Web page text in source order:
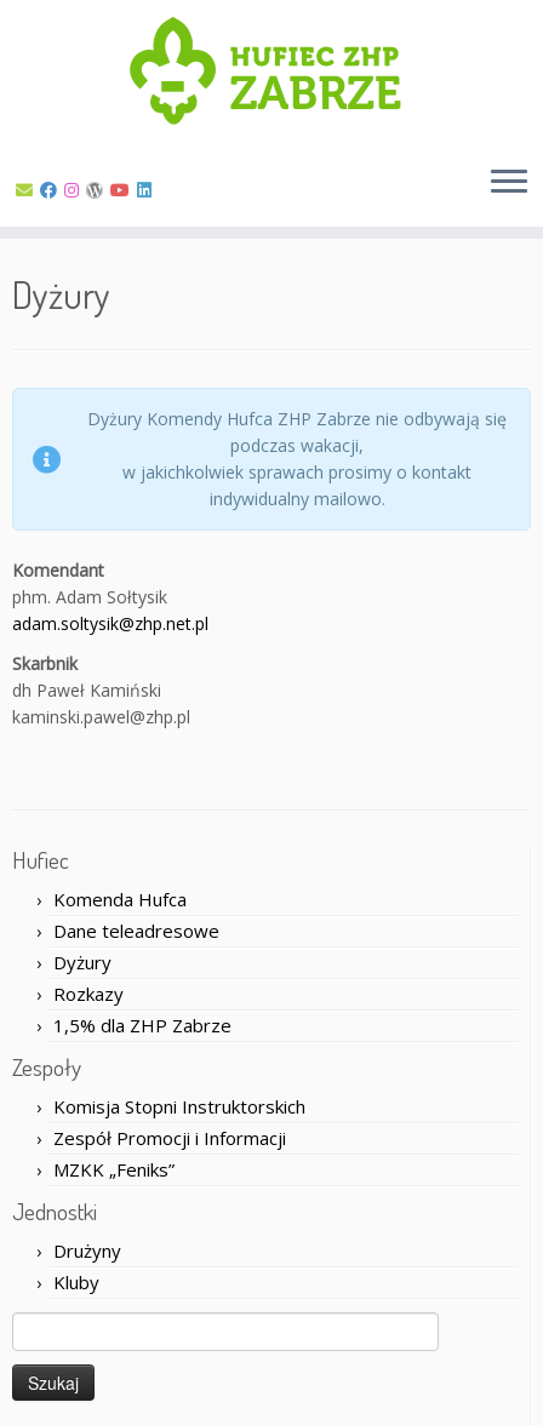
to
content
Dyżury
Dyżury Komendy Hufca ZHP Zabrze nie odbywają się
podczas wakacji,
w jakichkolwiek sprawach prosimy o kontakt
indywidualny mailowo.
Komendant
phm. Adam Sołtysik
adam.soltysik@zhp.net.pl
Skarbnik
dh Paweł Kamiński
kaminski.pawel@zhp.pl
Hufiec
Komenda Hufca
Dane teleadresowe
Dyżury
Rozkazy
1,5% dla ZHP Zabrze
Zespoły
Komisja Stopni Instruktorskich
Zespół Promocji i Informacji
MZKK „Feniks”
Jednostki
Drużyny
Kluby